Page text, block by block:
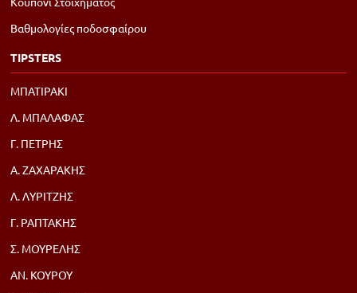
Βαθμολογίες ποδοσφαίρου
TIPSTERS
ΜΠΑΤΙΡΑΚΙ
Λ. ΜΠΑΛΑΦΑΣ
Γ. ΠΕΤΡΗΣ
Α. ΖΑΧΑΡΑΚΗΣ
Λ. ΛΥΡΙΤΖΗΣ
Γ. ΡΑΠΤΑΚΗΣ
Σ. ΜΟΥΡΕΛΗΣ
ΑΝ. ΚΟΥΡΟΥ